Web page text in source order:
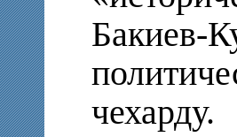
Бакиев-
чехарду.